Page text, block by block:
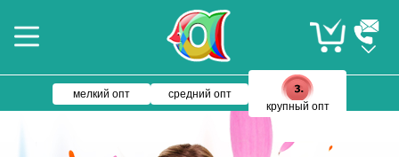
мелкий опт
средний опт
крупный опт